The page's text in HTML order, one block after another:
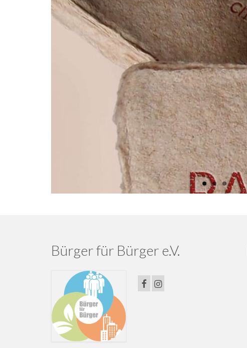
Bürger für Bürger e.V.